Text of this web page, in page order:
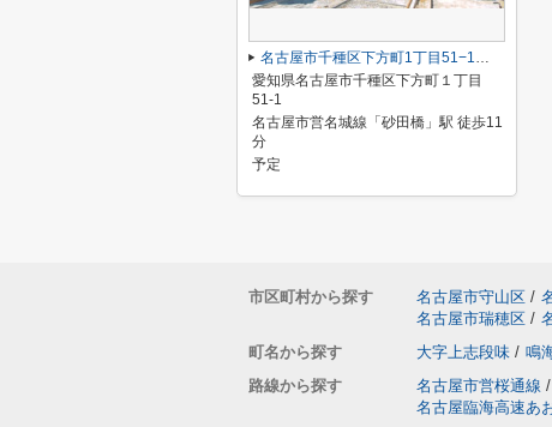
名古屋市千種区下方町1丁目51−1【仲介手数料無料】新築一戸建て 1号棟
愛知県名古屋市千種区下方町１丁目
51-1
名古屋市営名城線「砂田橋」駅 徒歩11
分
予定
市区町村から探す 名古屋市守山区 /
名古屋市瑞穂区 /
町名から探す
大字上志段味 / 鳴
路線から探す
名古屋市営桜通線 /
名古屋臨海高速あ